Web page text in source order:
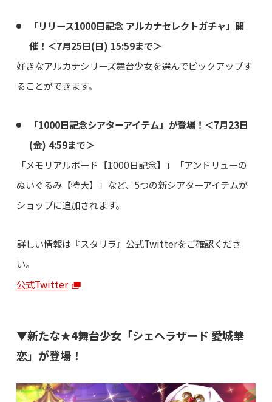
「リリース1000日記念 アルカナセレクトガチャ」開
催！＜7月25日(日) 15:59まで＞
好きなアルカナシリーズ舞台少女を選んでピックアップす
ることができます。
「1000日記念シアターアイテム」が登場！＜7月23日
(金) 4:59まで＞
「メモリアルボード【1000日記念】」「アンドリューの
ぬいぐるみ【特大】」など、5つの新シアターアイテムが
ショップに追加されます。
詳しい情報は『スタリラ』公式Twitterをご確認くださ
い。
公式Twitter
▼新たな★4舞台少女「シェヘラザード 愛城華
恋」が登場！